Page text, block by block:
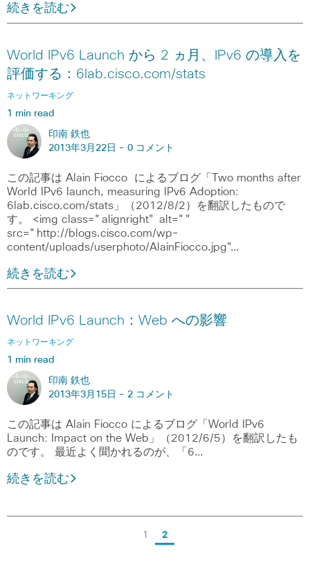
続きを読む
World IPv6 Launch から 2 ヵ月、IPv6 の導入を
評価する：6lab.cisco.com/stats
ネットワーキング
1 min read
印南 鉄也
2013年3月22日 - 0 コメント
この記事は Alain Fiocco によるブログ「Two months after
World IPv6 launch, measuring IPv6 Adoption:
6lab.cisco.com/stats」（2012/8/2）を翻訳したもので
す。 <img class="alignright" alt=""
src="http://blogs.cisco.com/wp-
content/uploads/userphoto/AlainFiocco.jpg"…
続きを読む
World IPv6 Launch：Web への影響
ネットワーキング
1 min read
印南 鉄也
2013年3月15日 - 2 コメント
この記事は Alain Fiocco によるブログ「World IPv6
Launch: Impact on the Web」（2012/6/5）を翻訳したも
のです。 最近よく聞かれるのが、「6…
続きを読む
1 2